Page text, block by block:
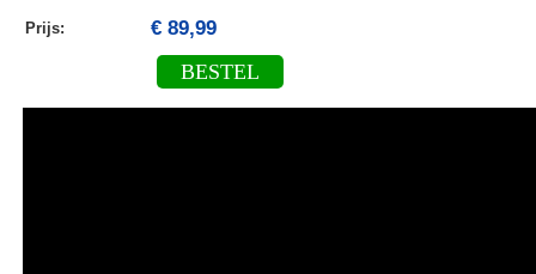
Prijs: € 89,99
BESTEL